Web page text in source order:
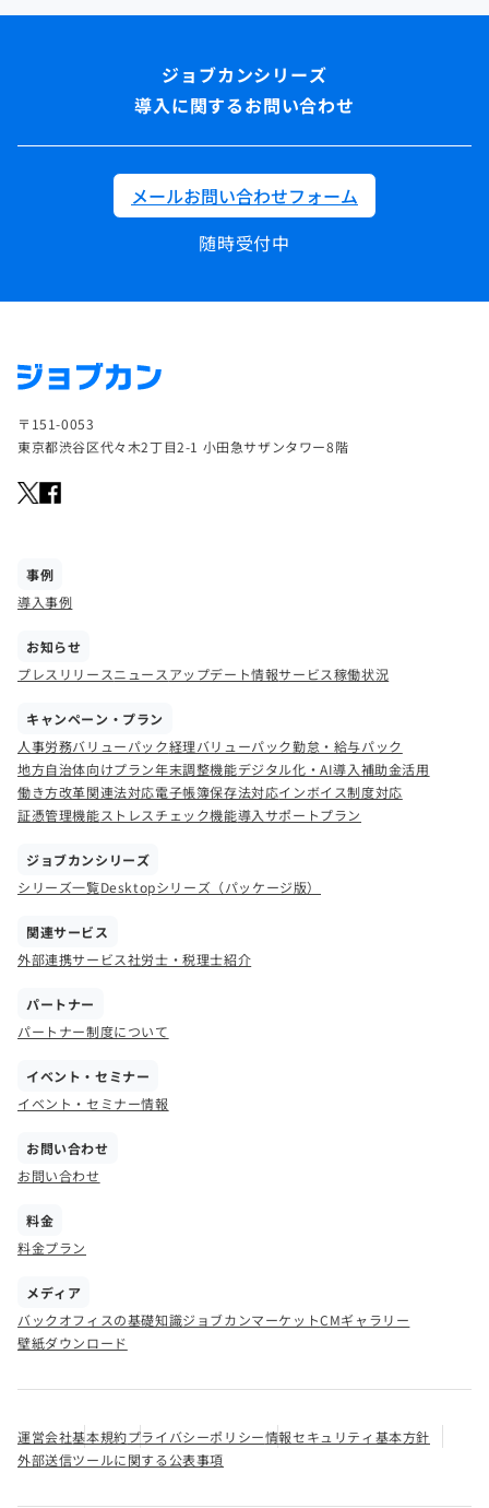
導入に関するお問い合わせ
メールお問い合わせフォーム
随時受付中
〒151-0053
東京都渋谷区代々木2丁目2-1 小田急サザンタワー8階
事例
導入事例
お知らせ
プレスリリースニュースアップデート情報サービス稼働状況
キャンペーン・プラン
人事労務バリューパック経理バリューパック勤怠・給与パック
地方自治体向けプラン年末調整機能デジタル化・AI導入補助金活用
働き方改革関連法対応電子帳簿保存法対応インボイス制度対応
証憑管理機能ストレスチェック機能導入サポートプラン
ジョブカンシリーズ
シリーズ一覧Desktopシリーズ（パッケージ版）
関連サービス
外部連携サービス社労士・税理士紹介
パートナー
パートナー制度について
イベント・セミナー
イベント・セミナー情報
お問い合わせ
お問い合わせ
料金
料金プラン
メディア
バックオフィスの基礎知識ジョブカンマーケットCMギャラリー
壁紙ダウンロード
運営会社基本規約プライバシーポリシー情報セキュリティ基本方針
外部送信ツールに関する公表事項